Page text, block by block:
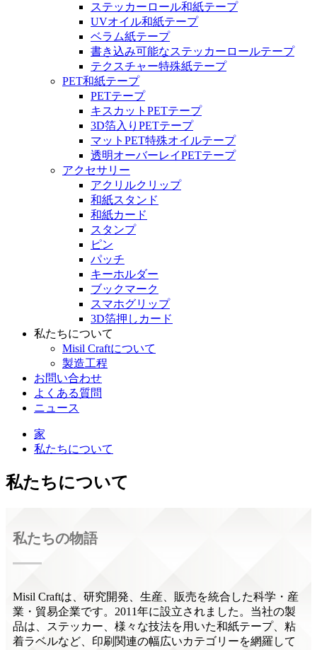
ステッカーロール和紙テープ
UVオイル和紙テープ
ベラム紙テープ
書き込み可能なステッカーロールテープ
テクスチャー特殊紙テープ
PET和紙テープ
PETテープ
キスカットPETテープ
3D箔入りPETテープ
マットPET特殊オイルテープ
透明オーバーレイPETテープ
アクセサリー
アクリルクリップ
和紙スタンド
和紙カード
スタンプ
ピン
パッチ
キーホルダー
ブックマーク
スマホグリップ
3D箔押しカード
私たちについて
Misil Craftについて
製造工程
お問い合わせ
よくある質問
ニュース
家
私たちについて
私たちについて
私たちの物語
Misil Craftは、研究開発、生産、販売を統合した科学・産
業・貿易企業です。2011年に設立されました。当社の製
品は、ステッカー、様々な技法を用いた和紙テープ、粘
着ラベルなど、印刷関連の幅広いカテゴリーを網羅して